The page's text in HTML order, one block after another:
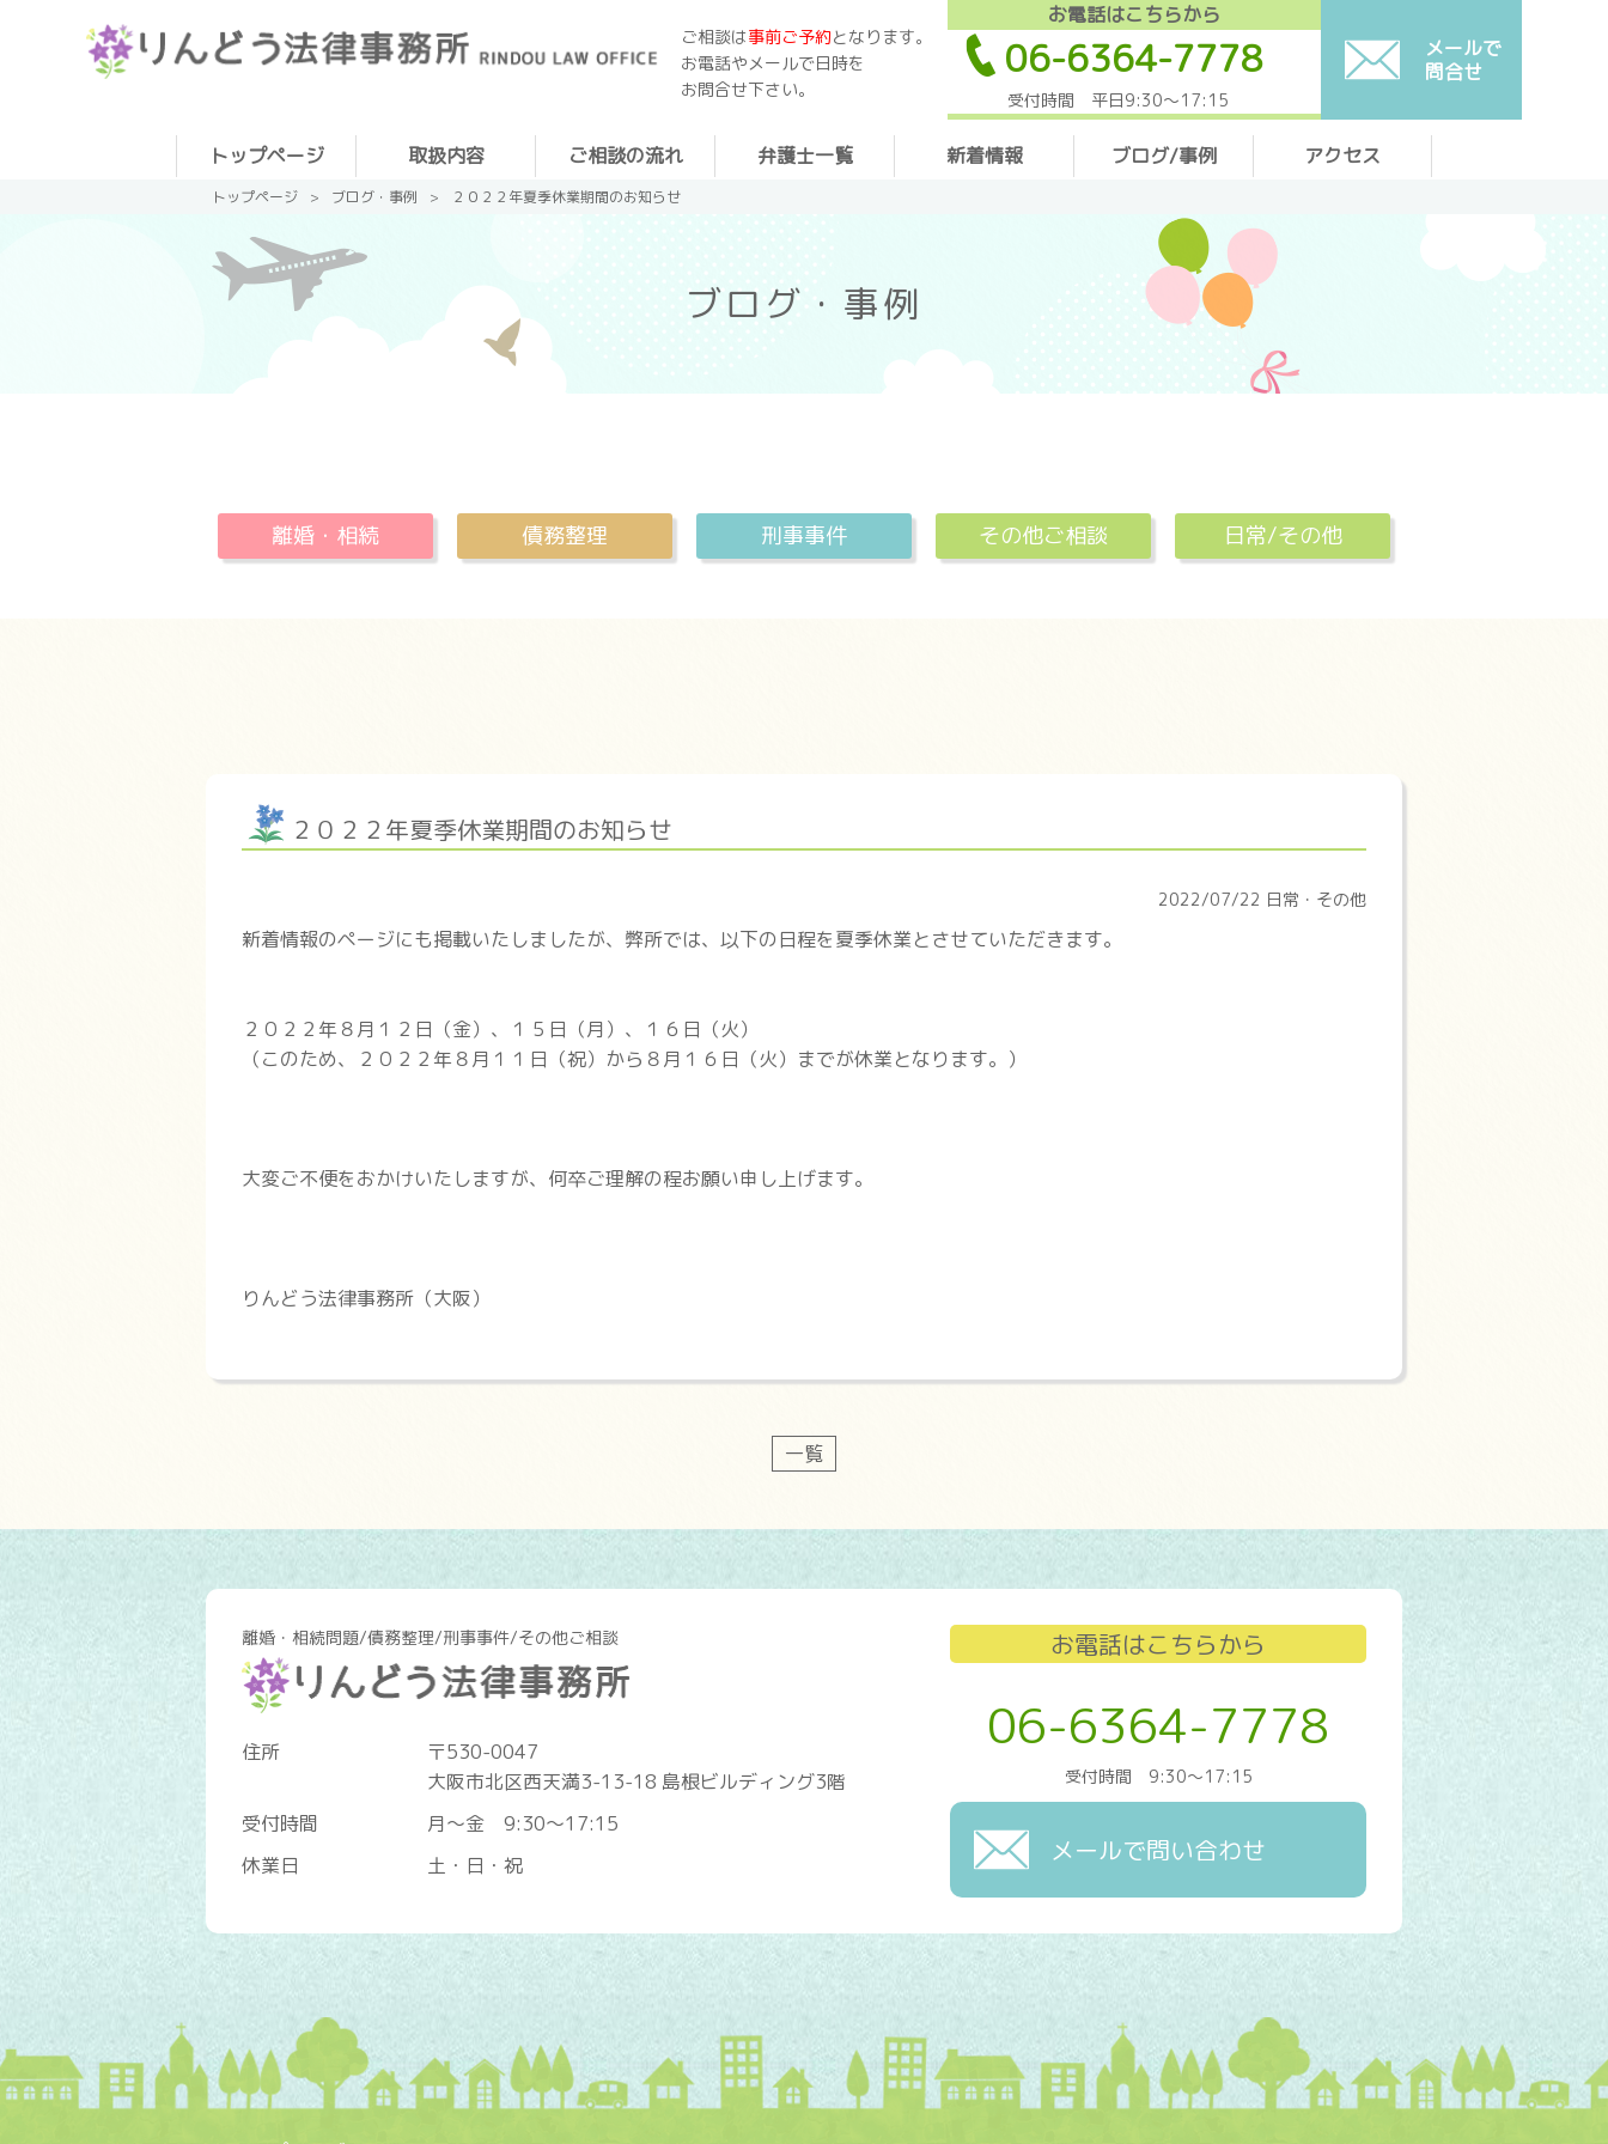
ご相談は事前ご予約となります。
お電話やメールで日時を
お問合せ下さい。
お電話はこちらから
06-6364-7778
受付時間 平日9:30～17:15
メールで
問合せ
トップページ
取扱内容
離婚・相続
債務整理
刑事事件
その他ご相談
ご相談の流れ 弁護士一覧 新着情報 ブログ/事例 アクセス
トップページ ブログ・事例 ２０２２年夏季休業期間のお知らせ
ブログ・事例
離婚・相続 債務整理 刑事事件 その他ご相談 日常/その他
２０２２年夏季休業期間のお知らせ
2022/07/22 日常・その他
新着情報のページにも掲載いたしましたが、弊所では、以下の日程を夏季休業とさせていただきます。
２０２２年８月１２日（金）、１５日（月）、１６日（火）
（このため、２０２２年８月１１日（祝）から８月１６日（火）までが休業となります。）
大変ご不便をおかけいたしますが、何卒ご理解の程お願い申し上げます。
りんどう法律事務所（大阪）
一覧
離婚・相続問題/債務整理/刑事事件/その他ご相談
住所
〒530-0047
大阪市北区西天満3-13-18 島根ビルディング3階
受付時間
月～金 9:30～17:15
休業日
土・日・祝
お電話はこちらから
06-6364-7778
受付時間 9:30～17:15
メールで問い合わせ